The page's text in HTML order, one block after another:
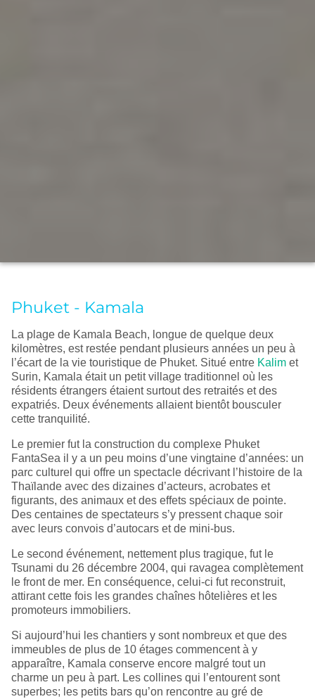
Phuket - Kamala
La plage de Kamala Beach, longue de quelque deux
kilomètres, est restée pendant plusieurs années un peu à
l’écart de la vie touristique de Phuket. Situé entre Kalimet
Surin, Kamala était un petit village traditionnel où les
résidents étrangers étaient surtout des retraités et des
expatriés. Deux événements allaient bientôt bousculer
cette tranquilité.
Le premier fut la construction du complexe Phuket
FantaSea il y a un peu moins d’une vingtaine d’années: un
parc culturel qui offre un spectacle décrivant l’histoire de la
Thaïlande avec des dizaines d’acteurs, acrobates et
figurants, des animaux et des effets spéciaux de pointe.
Des centaines de spectateurs s’y pressent chaque soir
avec leurs convois d’autocars et de mini-bus.
Le second événement, nettement plus tragique, fut le
Tsunami du 26 décembre 2004, qui ravagea complètement
le front de mer. En conséquence, celui-ci fut reconstruit,
attirant cette fois les grandes chaînes hôtelières et les
promoteurs immobiliers.
Si aujourd’hui les chantiers y sont nombreux et que des
immeubles de plus de 10 étages commencent à y
apparaître, Kamala conserve encore malgré tout un
charme un peu à part. Les collines qui l’entourent sont
superbes; les petits bars qu’on rencontre au gré de